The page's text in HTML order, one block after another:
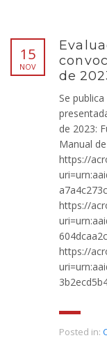
15
NOV
de
Se
de 2023:
Manual
https://
https://
https://
Posted in: